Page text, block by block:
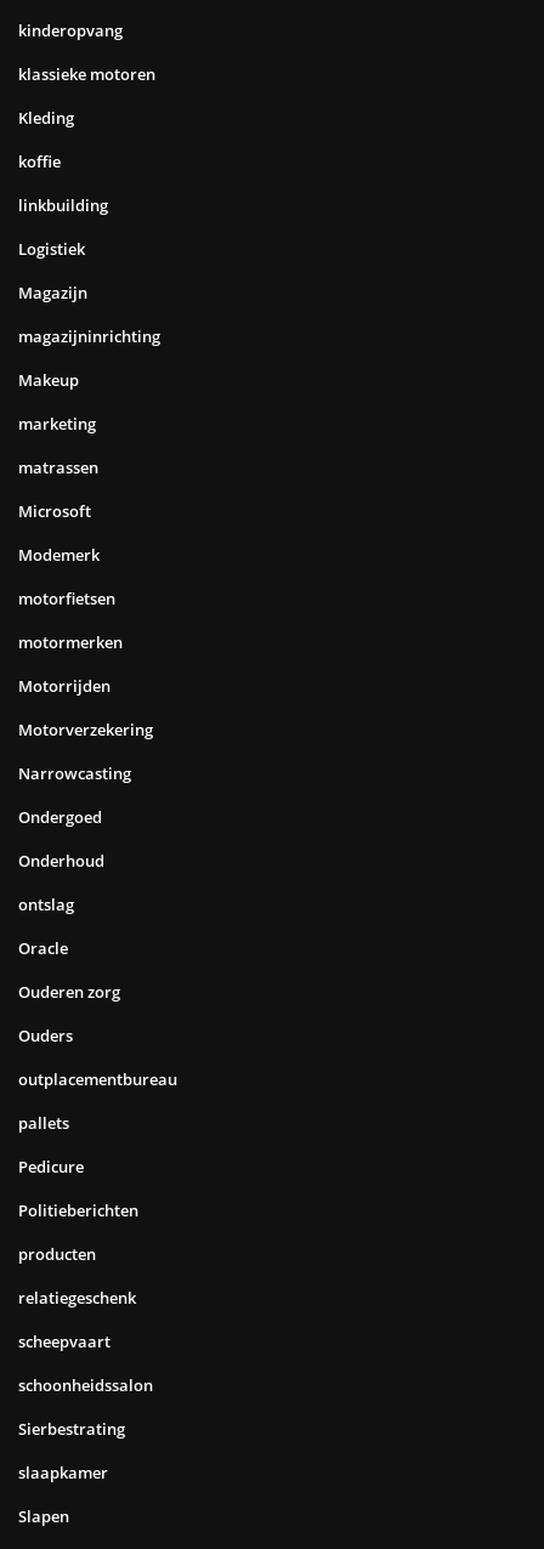
kinderopvang
klassieke motoren
Kleding
koffie
linkbuilding
Logistiek
Magazijn
magazijninrichting
Makeup
marketing
matrassen
Microsoft
Modemerk
motorfietsen
motormerken
Motorrijden
Motorverzekering
Narrowcasting
Ondergoed
Onderhoud
ontslag
Oracle
Ouderen zorg
Ouders
outplacementbureau
pallets
Pedicure
Politieberichten
producten
relatiegeschenk
scheepvaart
schoonheidssalon
Sierbestrating
slaapkamer
Slapen